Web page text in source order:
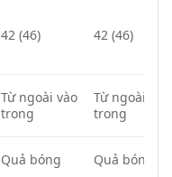
42 (46) 42 (46)
Từ ngoài vào
trong
Từ ngoài vào
trong
Quả bóng Quả bóng